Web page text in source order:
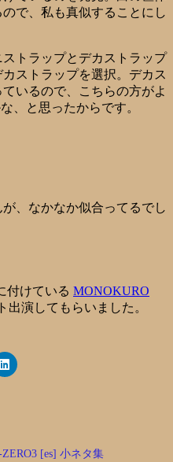
で、私も真似することにし
トラップと デカストラップ
ストラップを選択。デカス
いるので、こちらの方がよ
、と思ったからです。
、なかなか似合ってるでし
付けている MONOKURO
出演してもらいました。
ZERO3 [es] 小ネタ集